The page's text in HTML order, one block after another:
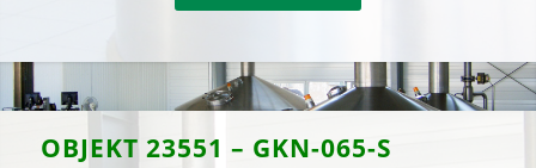
OBJEKT 23551 – GKN-065-S